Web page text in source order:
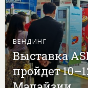
ВЕНДИНГ
Выставка
пройдет